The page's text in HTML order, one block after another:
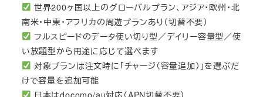
世界200ヶ国以上のグローバルプラン、アジア・欧州・北
南米・中東・アフリカの周遊プランあり（切替不要）
フルスピードのデータ使い切り型／デイリー容量型／使
い放題型から用途に応じて選べます
対象プランは注文時に「チャージ（容量追加）」を選ぶだ
けで容量を追加可能
日本はdocomo/au対応（APN切替不要）